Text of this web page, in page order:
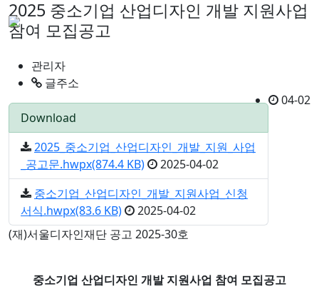
2025 중소기업 산업디자인 개발 지원사업
참여 모집공고
관리자
글주소
04-02
Download
2025_중소기업_산업디자인_개발_지원_사업
_공고문.hwpx(874.4 KB)
2025-04-02
중소기업_산업디자인_개발_지원사업_신청
서식.hwpx(83.6 KB)
2025-04-02
(재)서울디자인재단 공고 2025-30호
중소기업 산업디자인 개발 지원사업 참여 모집공고